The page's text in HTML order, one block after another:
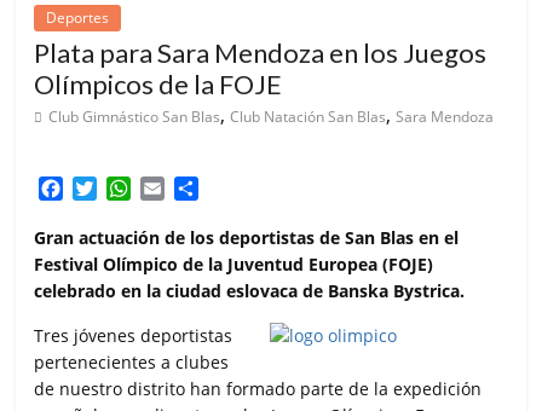
Deportes
Plata para Sara Mendoza en los Juegos
Olímpicos de la FOJE
Club Gimnástico San Blas,Club Natación San Blas,Sara Mendoza
c
e
b
o
k
i
t
t
r
W
a
t
s
p
p
a
i
l
m
p
a
t
i
r
Gran actuación de los deportistas de San Blas en el
Festival Olímpico de la Juventud Europea (FOJE)
celebrado en la ciudad eslovaca de Banska Bystrica.
Tres jóvenes deportistas
pertenecientes a clubes
de nuestro distrito han formado parte de la expedición